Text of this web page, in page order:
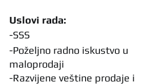
Uslovi rada:
-SSS
-Poželjno radno iskustvo u
maloprodaji
-Razvijene veštine prodaje i